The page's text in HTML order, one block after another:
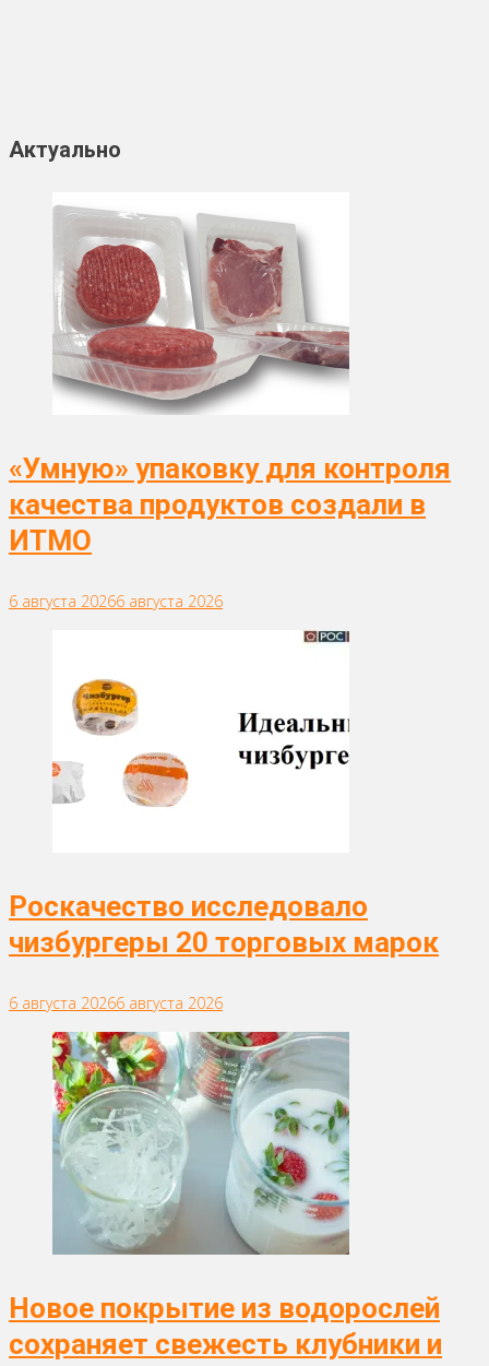
Актуально
«Умную» упаковку для контроля
качества продуктов создали в
ИТМО
6 августа 20266 августа 2026
Роскачество исследовало
чизбургеры 20 торговых марок
6 августа 20266 августа 2026
Новое покрытие из водорослей
сохраняет свежесть клубники и